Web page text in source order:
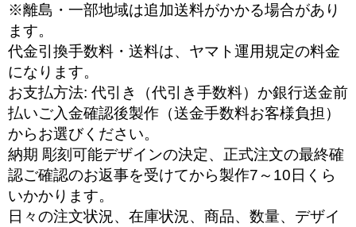
※離島・一部地域は追加送料がかかる場合があり
ます。
代金引換手数料・送料は、ヤマト運用規定の料金
になります。
お支払方法: 代引き（代引き手数料）か銀行送金前
払いご入金確認後製作（送金手数料お客様負担）
からお選びください。
納期 彫刻可能デザインの決定、正式注文の最終確
認ご確認のお返事を受けてから製作7～10日くら
いかかります。
日々の注文状況、在庫状況、商品、数量、デザイ